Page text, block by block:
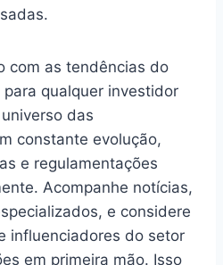
com as tendências do
qualquer investidor
das
constante evolução,
e regulamentações
Acompanhe notícias,
e considere
influenciadores do setor
em primeira mão. Isso